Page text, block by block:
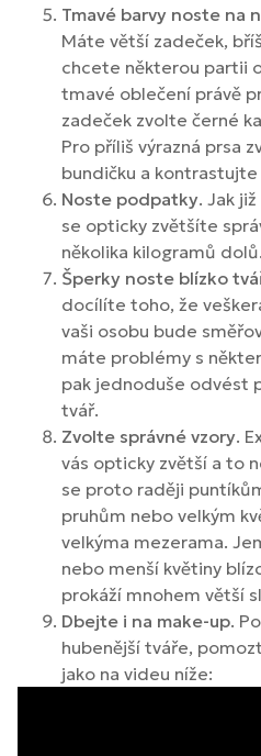
Tmavé barvy noste na
Máte větší zadeček,
chcete některou partii
tmavé oblečení právě
zadeček zvolte černé
Pro příliš výrazná prsa
bundičku a
Noste podpatky. Jak
se opticky zvětšíte
několika kilogramů dolů.
Šperky noste blízko
docílíte toho, že
vaši osobu bude
máte problémy s
pak jednoduše odvést
tvář.
Zvolte správné vzory.
vás opticky zvětší a to
se proto raději
pruhům nebo velkým
velkýma mezerama.
nebo menší květiny
prokáží mnohem větší
Dbejte i na make-up.
hubenější tváře,
jako na videu níže: